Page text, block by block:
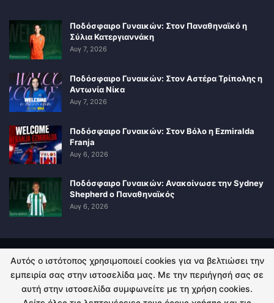
Ποδόσφαιρο Γυναικών: Στον Παναθηναϊκό η
Σύλια Κατεργιαννάκη
Αυγ 7, 2026
Ποδόσφαιρο Γυναικών: Στον Αστέρα Τρίπολης η
Αντωνία Νίκα
Αυγ 7, 2026
Ποδόσφαιρο Γυναικών: Στον Βόλο η Ezmiralda
Franja
Αυγ 6, 2026
Ποδόσφαιρο Γυναικών: Ανακοίνωσε την Sydney
Shepherd ο Παναθηναϊκός
Αυγ 6, 2026
ΠΟΛΙΤΙΚΗ ΑΠΟΡΡΗΤΟΥ ΕΠΙΚΟΙΝΩΝΙΑ
© 2026 - Kingsport.gr. All Rights Reserved.
Αυτός ο ιστότοπος χρησιμοποιεί cookies για να βελτιώσει την
εμπειρία σας στην ιστοσελίδα μας. Με την περιήγησή σας σε
αυτή στην ιστοσελίδα συμφωνείτε με τη χρήση cookies.